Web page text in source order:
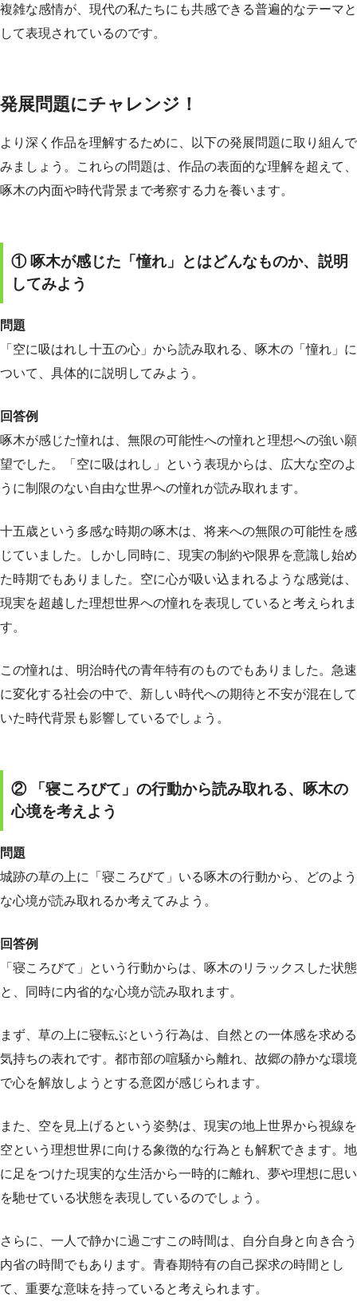
複雑な感情が、現代の私たちにも共感できる普遍的なテーマと
して表現されているのです。
発展問題にチャレンジ！
より深く作品を理解するために、以下の発展問題に取り組んで
みましょう。これらの問題は、作品の表面的な理解を超えて、
啄木の内面や時代背景まで考察する力を養います。
① 啄木が感じた「憧れ」とはどんなものか、説明
してみよう
問題
「空に吸はれし十五の心」から読み取れる、啄木の「憧れ」に
ついて、具体的に説明してみよう。
回答例
啄木が感じた憧れは、無限の可能性への憧れと理想への強い願
望でした。「空に吸はれし」という表現からは、広大な空のよ
うに制限のない自由な世界への憧れが読み取れます。
十五歳という多感な時期の啄木は、将来への無限の可能性を感
じていました。しかし同時に、現実の制約や限界を意識し始め
た時期でもありました。空に心が吸い込まれるような感覚は、
現実を超越した理想世界への憧れを表現していると考えられま
す。
この憧れは、明治時代の青年特有のものでもありました。急速
に変化する社会の中で、新しい時代への期待と不安が混在して
いた時代背景も影響しているでしょう。
② 「寝ころびて」の行動から読み取れる、啄木の
心境を考えよう
問題
城跡の草の上に「寝ころびて」いる啄木の行動から、どのよう
な心境が読み取れるか考えてみよう。
回答例
「寝ころびて」という行動からは、啄木のリラックスした状態
と、同時に内省的な心境が読み取れます。
まず、草の上に寝転ぶという行為は、自然との一体感を求める
気持ちの表れです。都市部の喧騒から離れ、故郷の静かな環境
で心を解放しようとする意図が感じられます。
また、空を見上げるという姿勢は、現実の地上世界から視線を
空という理想世界に向ける象徴的な行為とも解釈できます。地
に足をつけた現実的な生活から一時的に離れ、夢や理想に思い
を馳せている状態を表現しているのでしょう。
さらに、一人で静かに過ごすこの時間は、自分自身と向き合う
内省の時間でもあります。青春期特有の自己探求の時間とし
て、重要な意味を持っていると考えられます。